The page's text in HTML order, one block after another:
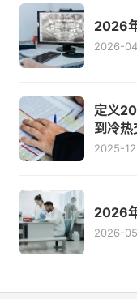
2026
2026-
定义
到冷热
2025-
2026
2026-